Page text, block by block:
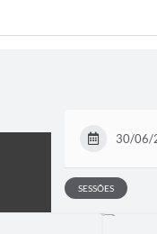
30/06/
SESSÕES